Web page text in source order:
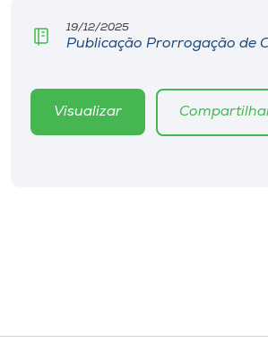
19/12/2025
Publicação Prorrogação de
Visualizar